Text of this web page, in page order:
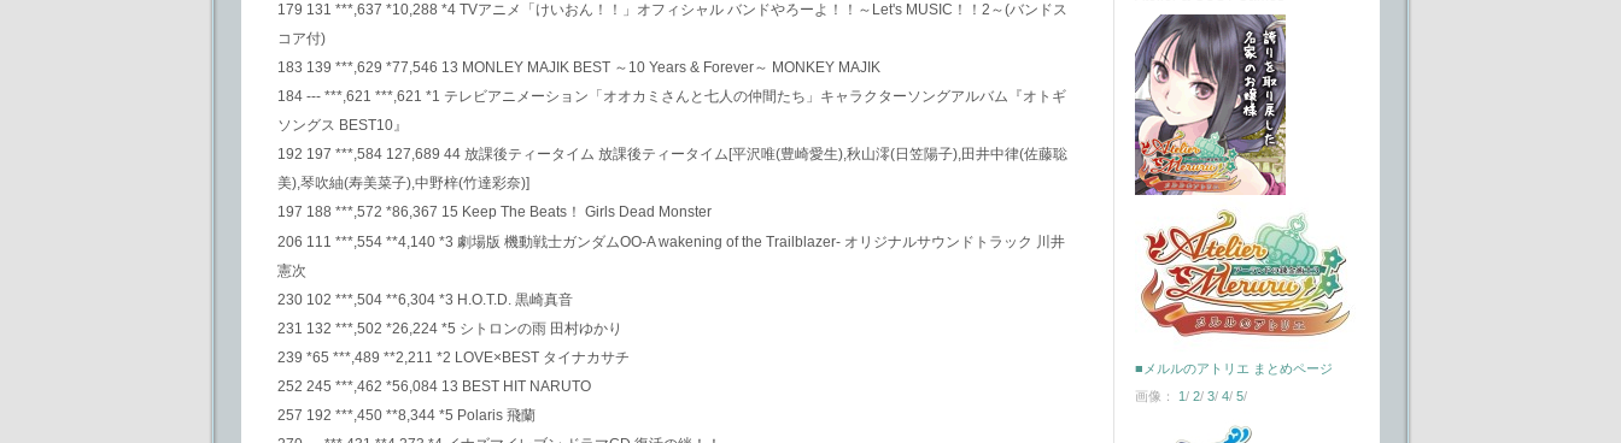
179 131 ***,637 *10,288 *4 TVアニメ「けいおん！！」オフィシャル バンドやろーよ！！～Let's MUSIC！！2～(バンドス
コア付)
183 139 ***,629 *77,546 13 MONLEY MAJIK BEST ～10 Years & Forever～ MONKEY MAJIK
184 --- ***,621 ***,621 *1 テレビアニメーション「オオカミさんと七人の仲間たち」キャラクターソングアルバム『オトギ
ソングス BEST10』
192 197 ***,584 127,689 44 放課後ティータイム 放課後ティータイム[平沢唯(豊崎愛生),秋山澪(日笠陽子),田井中律(佐藤聡
美),琴吹紬(寿美菜子),中野梓(竹達彩奈)]
197 188 ***,572 *86,367 15 Keep The Beats！ Girls Dead Monster
206 111 ***,554 **4,140 *3 劇場版 機動戦士ガンダムOO-A wakening of the Trailblazer- オリジナルサウンドトラック 川井
憲次
230 102 ***,504 **6,304 *3 H.O.T.D. 黒崎真音
231 132 ***,502 *26,224 *5 シトロンの雨 田村ゆかり
239 *65 ***,489 **2,211 *2 LOVE×BEST タイナカサチ
252 245 ***,462 *56,084 13 BEST HIT NARUTO
257 192 ***,450 **8,344 *5 Polaris 飛蘭
■メルルのアトリエ まとめページ
画像： 1/ 2/ 3/ 4/ 5/